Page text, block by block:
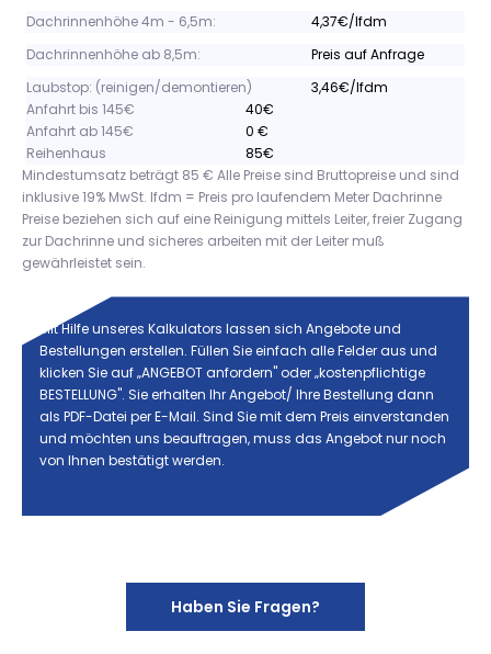
Dachrinnenhöhe 4m - 6,5m:
4,37€/lfdm
Dachrinnenhöhe ab 8,5m:
Preis auf Anfrage
Laubstop: (reinigen/demontieren)
3,46€/lfdm
Anfahrt bis 145€
40€
Anfahrt ab 145€
0 €
Reihenhaus
85€
Mindestumsatz beträgt 85 € Alle Preise sind Bruttopreise und sind
inklusive 19% MwSt. lfdm = Preis pro laufendem Meter Dachrinne
Preise beziehen sich auf eine Reinigung mittels Leiter, freier Zugang
zur Dachrinne und sicheres arbeiten mit der Leiter muß
gewährleistet sein.
Mit Hilfe unseres Kalkulators lassen sich Angebote und
Bestellungen erstellen. Füllen Sie einfach alle Felder aus und
klicken Sie auf „ANGEBOT anfordern" oder „kostenpflichtige
BESTELLUNG". Sie erhalten Ihr Angebot/ Ihre Bestellung dann
als PDF-Datei per E-Mail. Sind Sie mit dem Preis einverstanden
und möchten uns beauftragen, muss das Angebot nur noch
von Ihnen bestätigt werden.
Terminvereinbarungen
Haben Sie Fragen?